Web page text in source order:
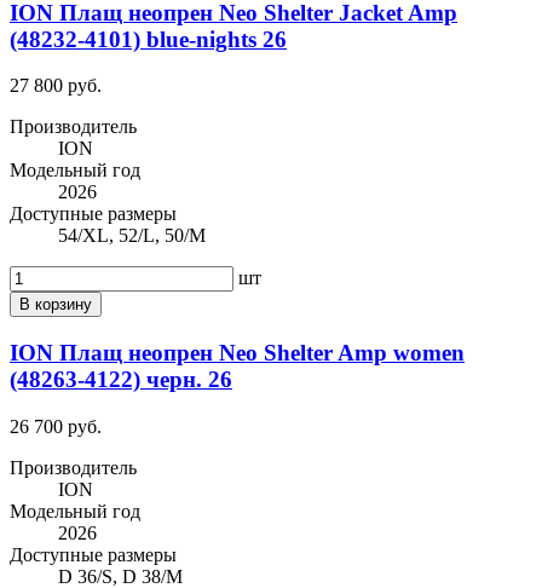
ION Плащ неопрен Neo Shelter Jacket Amp
(48232-4101) blue-nights 26
27 800 руб.
Производитель
ION
Модельный год
2026
Доступные размеры
54/XL, 52/L, 50/M
шт
В корзину
ION Плащ неопрен Neo Shelter Amp women
(48263-4122) черн. 26
26 700 руб.
Производитель
ION
Модельный год
2026
Доступные размеры
D 36/S, D 38/M